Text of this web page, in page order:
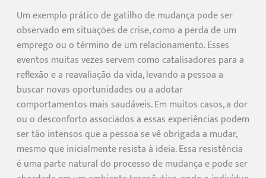
Um exemplo prático de gatilho de mudança pode ser
observado em situações de crise, como a perda de um
emprego ou o término de um relacionamento. Esses
eventos muitas vezes servem como catalisadores para a
reflexão e a reavaliação da vida, levando a pessoa a
buscar novas oportunidades ou a adotar
comportamentos mais saudáveis. Em muitos casos, a dor
ou o desconforto associados a essas experiências podem
ser tão intensos que a pessoa se vê obrigada a mudar,
mesmo que inicialmente resista à ideia. Essa resistência
é uma parte natural do processo de mudança e pode ser